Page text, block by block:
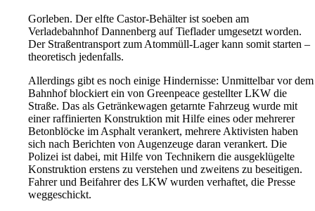
Gorleben. Der elfte Castor-Behälter ist soeben am
Verladebahnhof Dannenberg auf Tieflader umgesetzt worden.
Der Straßentransport zum Atommüll-Lager kann somit starten –
theoretisch jedenfalls.
Allerdings gibt es noch einige Hindernisse: Unmittelbar vor dem
Bahnhof blockiert ein von Greenpeace gestellter LKW die
Straße. Das als Getränkewagen getarnte Fahrzeug wurde mit
einer raffinierten Konstruktion mit Hilfe eines oder mehrerer
Betonblöcke im Asphalt verankert, mehrere Aktivisten haben
sich nach Berichten von Augenzeuge daran verankert. Die
Polizei ist dabei, mit Hilfe von Technikern die ausgeklügelte
Konstruktion erstens zu verstehen und zweitens zu beseitigen.
Fahrer und Beifahrer des LKW wurden verhaftet, die Presse
weggeschickt.